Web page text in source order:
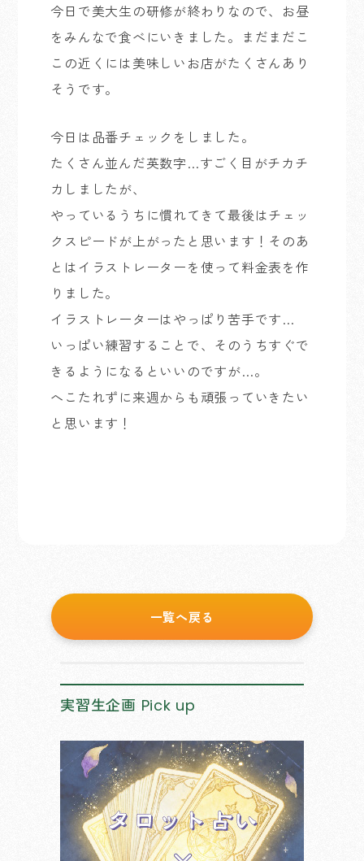
今日で美大生の研修が終わりなので、お昼
をみんなで食べにいきました。まだまだこ
この近くには美味しいお店がたくさんあり
そうです。
今日は品番チェックをしました。
たくさん並んだ英数字…すごく目がチカチ
カしましたが、
やっているうちに慣れてきて最後はチェッ
クスピードが上がったと思います！そのあ
とはイラストレーターを使って料金表を作
りました。
イラストレーターはやっぱり苦手です…
いっぱい練習することで、そのうちすぐで
きるようになるといいのですが…。
へこたれずに来週からも頑張っていきたい
と思います！
一覧へ戻る
実習生企画 Pick up